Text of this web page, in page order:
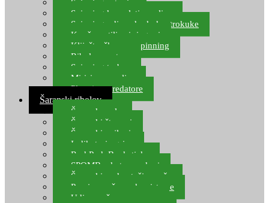
Spinning setovi
Spinning kompleti varalica
Spinning udice, dvokuke, trokuke
Kopče, vrtilice i ringovi
Kliješta, škare za spinning
Ribolov pastrve
Spinning torbe
Mirisi za varalice
Plovci za predatore
Šaranski ribolov
Šaranske role
Šaranski štapovi
Šaranski najloni
Indikatori ugriza
Rod Pod, Banksticks
SPOMB rakete, markeri
Šaranski podmetači, mreže
Pernice za šaranske sisteme
Udice za šarana, amura